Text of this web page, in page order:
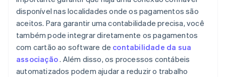
disponível nas localidades onde os pagamentos são
aceitos. Para garantir uma contabilidade precisa, você
também pode integrar diretamente os pagamentos
com cartão ao software de contabilidade da sua
associação. Além disso, os processos contábeis
automatizados podem ajudar a reduzir o trabalho